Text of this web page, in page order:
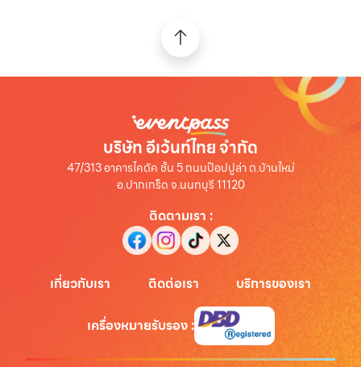
บริษัท อีเว้นท์ไทย จำกัด
47/313 อาคารไคตัค ชั้น 5 ถนนป๊อปปูล่า ต.บ้านใหม่
อ.ปากเกร็ด จ.นนทบุรี 11120
ติดตามเรา :
เกี่ยวกับเรา ติดต่อเรา บริการของเรา
เครื่องหมายรับรอง: